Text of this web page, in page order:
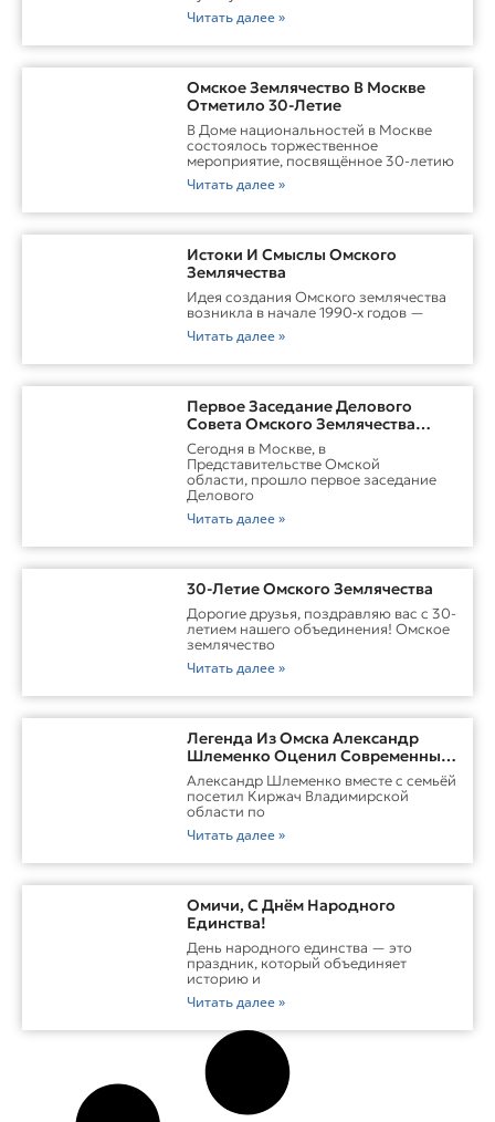
Читать далее »
Омское Землячество В Москве
Отметило 30-Летие
В Доме национальностей в Москве
состоялось торжественное
мероприятие, посвящённое 30-летию
Читать далее »
Истоки И Смыслы Омского
Землячества
Идея создания Омского землячества
возникла в начале 1990‑х годов —
Читать далее »
Первое Заседание Делового
Совета Омского Землячества
Прошло С Участием Губернатора
Омской Области
Сегодня в Москве, в
Представительстве Омской
области, прошло первое заседание
Делового
Читать далее »
30-Летие Омского Землячества
Дорогие друзья, поздравляю вас с 30-
летием нашего объединения! Омское
землячество
Читать далее »
Легенда Из Омска Александр
Шлеменко Оценил Современные
Заводы Холдинга «Русклимат» И
Перспективы ММА В Киржаче
Александр Шлеменко вместе с семьёй
посетил Киржач Владимирской
области по
Читать далее »
Омичи, С Днём Народного
Единства!
День народного единства — это
праздник, который объединяет
историю и
Читать далее »